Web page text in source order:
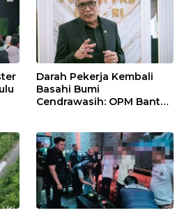
Perawatan Gigi
Darah Pekerja Kembali
Basahi Bumi
Cendrawasih: OPM Bantai